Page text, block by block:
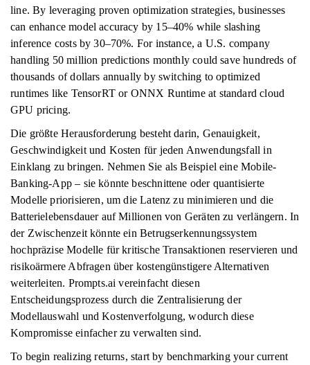
line. By leveraging proven optimization strategies, businesses
can enhance model accuracy by 15–40% while slashing
inference costs by 30–70%. For instance, a U.S. company
handling 50 million predictions monthly could save hundreds of
thousands of dollars annually by switching to optimized
runtimes like TensorRT or ONNX Runtime at standard cloud
GPU pricing.
Die größte Herausforderung besteht darin, Genauigkeit,
Geschwindigkeit und Kosten für jeden Anwendungsfall in
Einklang zu bringen. Nehmen Sie als Beispiel eine Mobile-
Banking-App – sie könnte beschnittene oder quantisierte
Modelle priorisieren, um die Latenz zu minimieren und die
Batterielebensdauer auf Millionen von Geräten zu verlängern. In
der Zwischenzeit könnte ein Betrugserkennungssystem
hochpräzise Modelle für kritische Transaktionen reservieren und
risikoärmere Abfragen über kostengünstigere Alternativen
weiterleiten. Prompts.ai vereinfacht diesen
Entscheidungsprozess durch die Zentralisierung der
Modellauswahl und Kostenverfolgung, wodurch diese
Kompromisse einfacher zu verwalten sind.
To begin realizing returns, start by benchmarking your current